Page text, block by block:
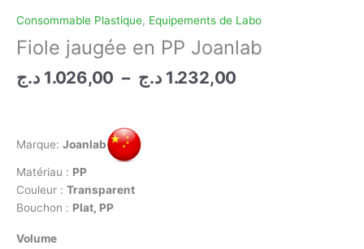
Consommable Plastique, Equipements de Labo
Fiole jaugée en PP Joanlab
1.026,00 د.ج – 1.232,00 د.ج
Marque: Joanlab
Matériau : PP
Couleur : Transparent
Bouchon : Plat, PP
Volume